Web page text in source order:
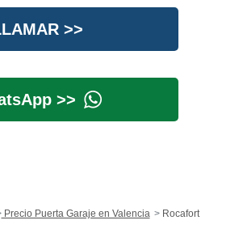
>>
>>
Precio Puerta Garaje en Valencia Rocafort